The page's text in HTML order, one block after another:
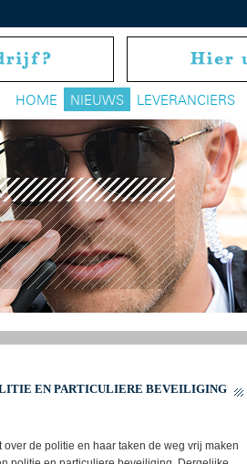
HOME NIEUWS LEVERANCIERS
EN PARTICULIERE BEVEILIGING
de politie en haar taken de weg vrij maken